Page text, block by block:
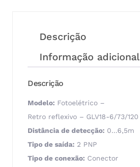
Descrição
Informação adicional
Descrição
Modelo: Fotoelétrico –
Retro reflexivo – GLV18-6/73/120
Distância de detecção: 0…6,5m
Tipo de saída: 2 PNP
Tipo de conexão: Conector